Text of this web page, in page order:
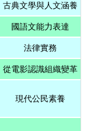
古典文學與人文涵養
國語文能力表達
法律實務
從電影認識組織變革
現代公民素養